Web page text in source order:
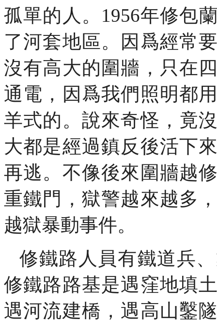
孤單的人。 1956年修包
了河套地區。因爲經常
沒有高大的圍牆，只在
通電，因爲我們照明都
羊式的。說來奇怪，竟
大都是經過鎮反後活下
再逃。不像後來圍牆越
重鐵門，獄警越來越多
越獄暴動事件。
修鐵路人員有鐵道兵
修鐵路路基是遇窪地填
遇河流建橋，遇高山鑿